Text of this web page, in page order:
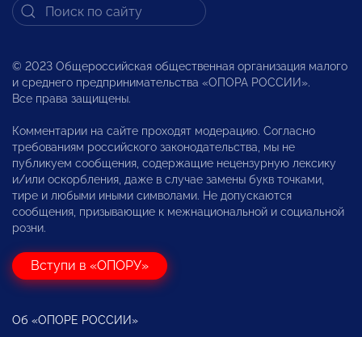
© 2023 Общероссийская общественная организация малого
и среднего предпринимательства «ОПОРА РОССИИ».
Все права защищены.
Комментарии на сайте проходят модерацию. Согласно
требованиям российского законодательства, мы не
публикуем сообщения, содержащие нецензурную лексику
и/или оскорбления, даже в случае замены букв точками,
тире и любыми иными символами. Не допускаются
сообщения, призывающие к межнациональной и социальной
розни.
Вступи в «ОПОРУ»
Об «ОПОРЕ РОССИИ»